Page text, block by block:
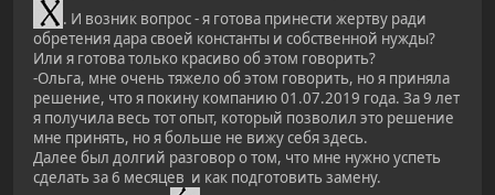
. И возник вопрос - я готова принести жертву ради
обретения дара своей константы и собственной нужды?
Или я готова только красиво об этом говорить?
-Ольга, мне очень тяжело об этом говорить, но я приняла
решение, что я покину компанию 01.07.2019 года. За 9 лет
я получила весь тот опыт, который позволил это решение
мне принять, но я больше не вижу себя здесь.
Далее был долгий разговор о том, что мне нужно успеть
сделать за 6 месяцев и как подготовить замену.